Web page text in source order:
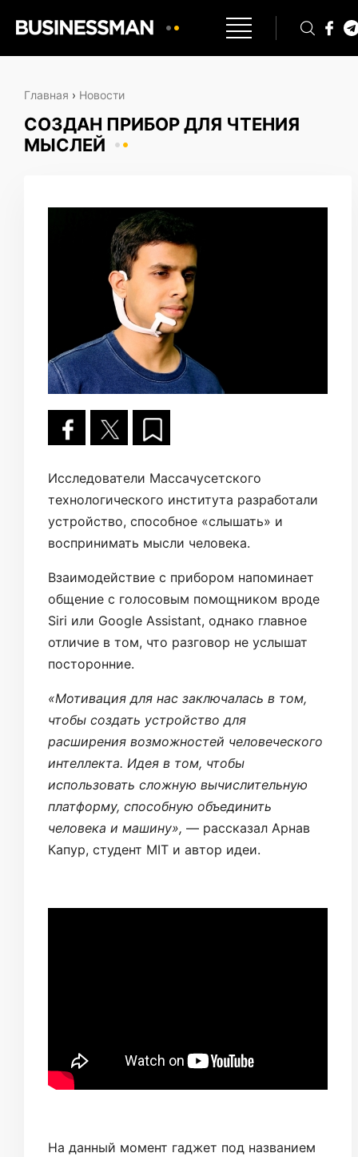
Главная › Новости
СОЗДАН ПРИБОР ДЛЯ ЧТЕНИЯ
МЫСЛЕЙ
Исследователи Массачусетского
технологического института разработали
устройство, способное «слышать» и
воспринимать мысли человека.
Взаимодействие с прибором напоминает
общение с голосовым помощником вроде
Siri или Google Assistant, однако главное
отличие в том, что разговор не услышат
посторонние.
«Мотивация для нас заключалась в том,
чтобы создать устройство для
расширения возможностей человеческого
интеллекта. Идея в том, чтобы
использовать сложную вычислительную
платформу, способную объединить
человека и машину», — рассказал Арнав
Капур, студент MIT и автор идеи.
На данный момент гаджет под названием